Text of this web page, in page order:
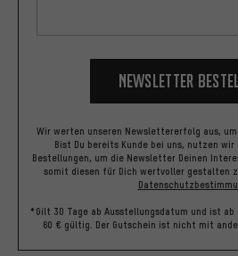
Newsletter
Wir werten unseren Newslettererfolg aus,
Bist Du bereits Kunde bei uns, nutzen
Bestellungen, um die Newsletter Deinen
somit diesen für Dich wertvoller gestalten
*Gilt 30 Tage ab Ausstellungsdatum und ist
60 € gültig. Der Gutschein ist nicht mit